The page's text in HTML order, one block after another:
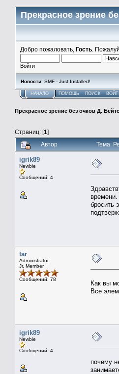
Прекрасное зрение
Добро пожаловать, Гость .
Войти
Новости: SMF - Just Installed!
НАЧАЛО ПОМОЩЬ ПОИСК
Прекрасное зрение без очков Д.
Страниц: [1]
Автор
Тема:
igrik89
Newbie
Сообщений: 4
времени.
бросить
tar
Administrator
Jr. Member
Сообщений: 78
Как вы
Все
igrik89
Newbie
Сообщений: 4
почему